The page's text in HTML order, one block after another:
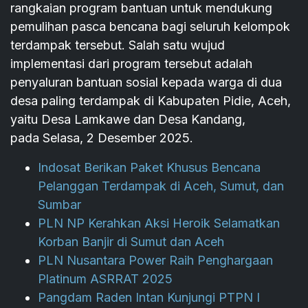
rangkaian program bantuan untuk mendukung
pemulihan pasca bencana bagi seluruh kelompok
terdampak tersebut. Salah satu wujud
implementasi dari program tersebut adalah
penyaluran bantuan sosial kepada warga di dua
desa paling terdampak di Kabupaten Pidie, Aceh,
yaitu Desa Lamkawe dan Desa Kandang,
pada Selasa, 2 Desember 2025.
Indosat Berikan Paket Khusus Bencana
Pelanggan Terdampak di Aceh, Sumut, dan
Sumbar
PLN NP Kerahkan Aksi Heroik Selamatkan
Korban Banjir di Sumut dan Aceh
PLN Nusantara Power Raih Penghargaan
Platinum ASRRAT 2025
Pangdam Raden Intan Kunjungi PTPN I